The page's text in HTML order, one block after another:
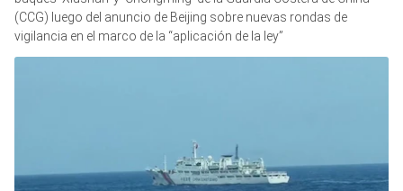
(CCG) luego del anuncio de Beijing sobre nuevas rondas de
vigilancia en el marco de la “aplicación de la ley”